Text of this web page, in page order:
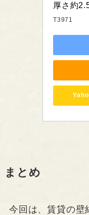
厚さ約
T3971
まとめ
今回は、賃貸の壁